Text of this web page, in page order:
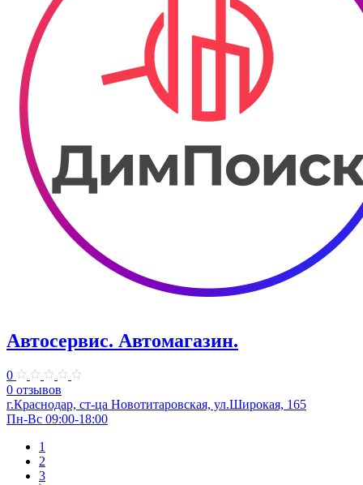
Автосервис. Автомагазин.
0
0 отзывов
г.Краснодар, ст-ца Новотитаровская, ул.Широкая, 165
Пн-Вс 09:00-18:00
1
2
3